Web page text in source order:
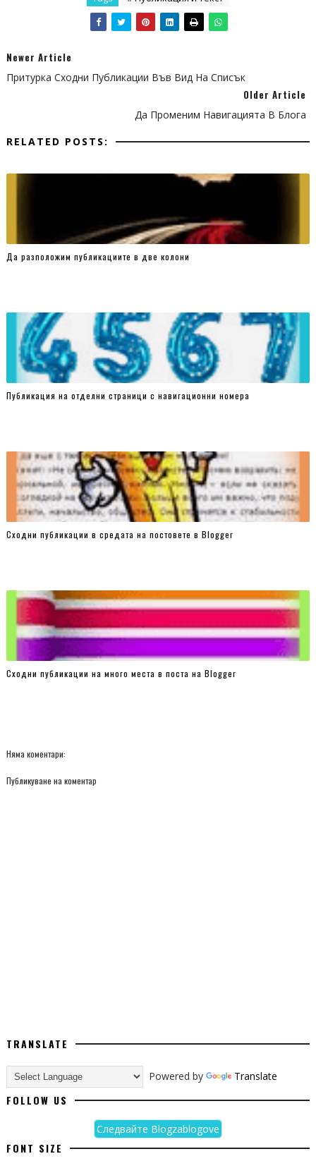
Newer Article
Притурка Сходни Публикации Във Вид На Списък
Older Article
Да Променим Навигацията В Блога
RELATED POSTS:
Да разположим публикациите в две колони
Публикация на отделни страници с навигационни номера
Сходни публикации в средата на постовете в Blogger
Сходни публикации на много места в поста на Blogger
Няма коментари:
Публикуване на коментар
TRANSLATE
Powered by Translate
FOLLOW US
Следвайте Blogzablogove
FONT SIZE